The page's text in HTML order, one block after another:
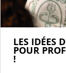
LES IDÉES
POUR
!